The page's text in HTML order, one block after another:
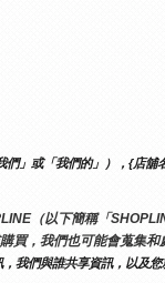
們」或「我們的」），{店舖
（以下簡稱「
買，我們也可能會蒐集
我們與誰共享資訊，以及